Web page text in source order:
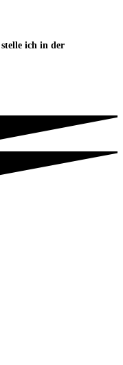
stelle ich in der